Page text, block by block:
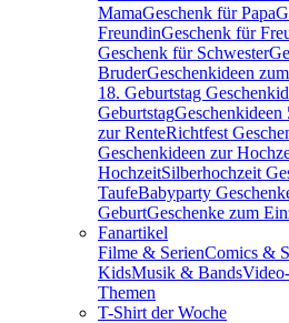
MamaGeschenk für Papa
FreundinGeschenk für
Geschenk für Schwester
BruderGeschenkideen
18. Geburtstag
GeburtstagGeschenkideen
zur RenteRichtfest
Geschenkideen zur
HochzeitSilberhochzeit
TaufeBabyparty
GeburtGeschenke zum
Fanartikel
Filme & SerienComics &
KidsMusik & Bands
Themen
T-Shirt der Woche